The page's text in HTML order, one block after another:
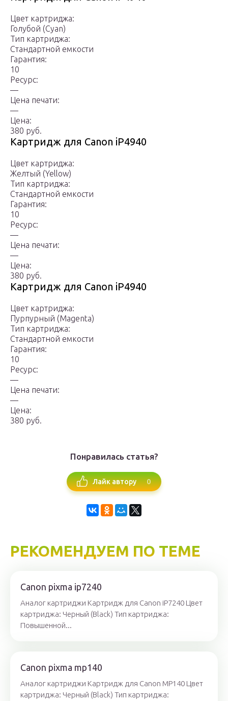
Цвет картриджа:
Голубой (Cyan)
Тип картриджа:
Стандартной емкости
Гарантия:
10
Ресурс:
—
Цена печати:
—
Цена:
380 руб.
Картридж для Canon iP4940
Цвет картриджа:
Желтый (Yellow)
Тип картриджа:
Стандартной емкости
Гарантия:
10
Ресурс:
—
Цена печати:
—
Цена:
380 руб.
Картридж для Canon iP4940
Цвет картриджа:
Пурпурный (Magenta)
Тип картриджа:
Стандартной емкости
Гарантия:
10
Ресурс:
—
Цена печати:
—
Цена:
380 руб.
Понравилась статья?
Лайк автору 0
РЕКОМЕНДУЕМ ПО ТЕМЕ
Canon pixma ip7240
Аналог картриджи Картридж для Canon iP7240 Цвет
картриджа: Черный (Black) Тип картриджа:
Повышенной...
Canon pixma mp140
Аналог картриджи Картридж для Canon MP140 Цвет
картриджа: Черный (Black) Тип картриджа: